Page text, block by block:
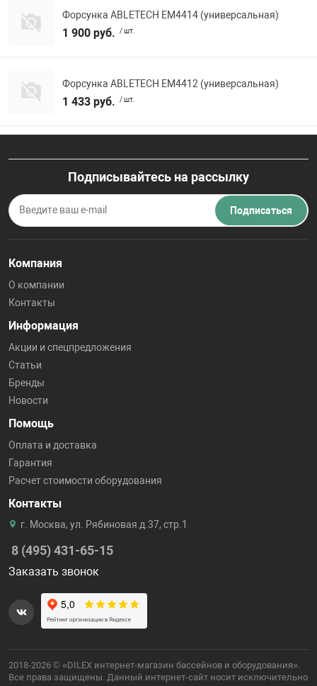
Форсунка ABLETECH EM4414 (универсальная)
1 900 руб. / шт.
Форсунка ABLETECH EM4412 (универсальная)
1 433 руб. / шт.
Подписывайтесь на рассылку
Подписаться
Компания
О компании
Контакты
Информация
Акции и спецпредложения
Статьи
Бренды
Новости
Помощь
Оплата и доставка
Гарантия
Расчет стоимости оборудования
Контакты
г. Москва, ул. Рябиновая д.37, стр.1
8 (495) 431-65-15
Заказать звонок
2018-2026 © «DILEX интернет-магазин бассейнов и оборудования».
Все права защищены. Данный интернет-сайт носит исключительно